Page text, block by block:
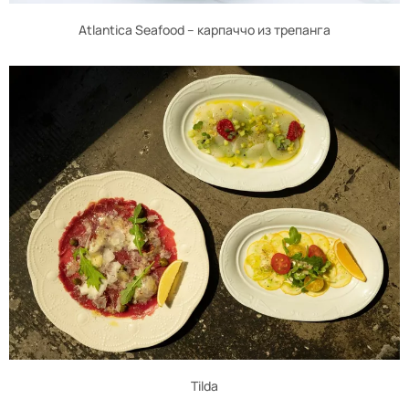
Atlantica Seafood – карпаччо из трепанга
Tilda